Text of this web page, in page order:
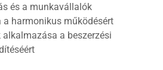
és a munkavállalók
a harmonikus működésért
a beszerzési